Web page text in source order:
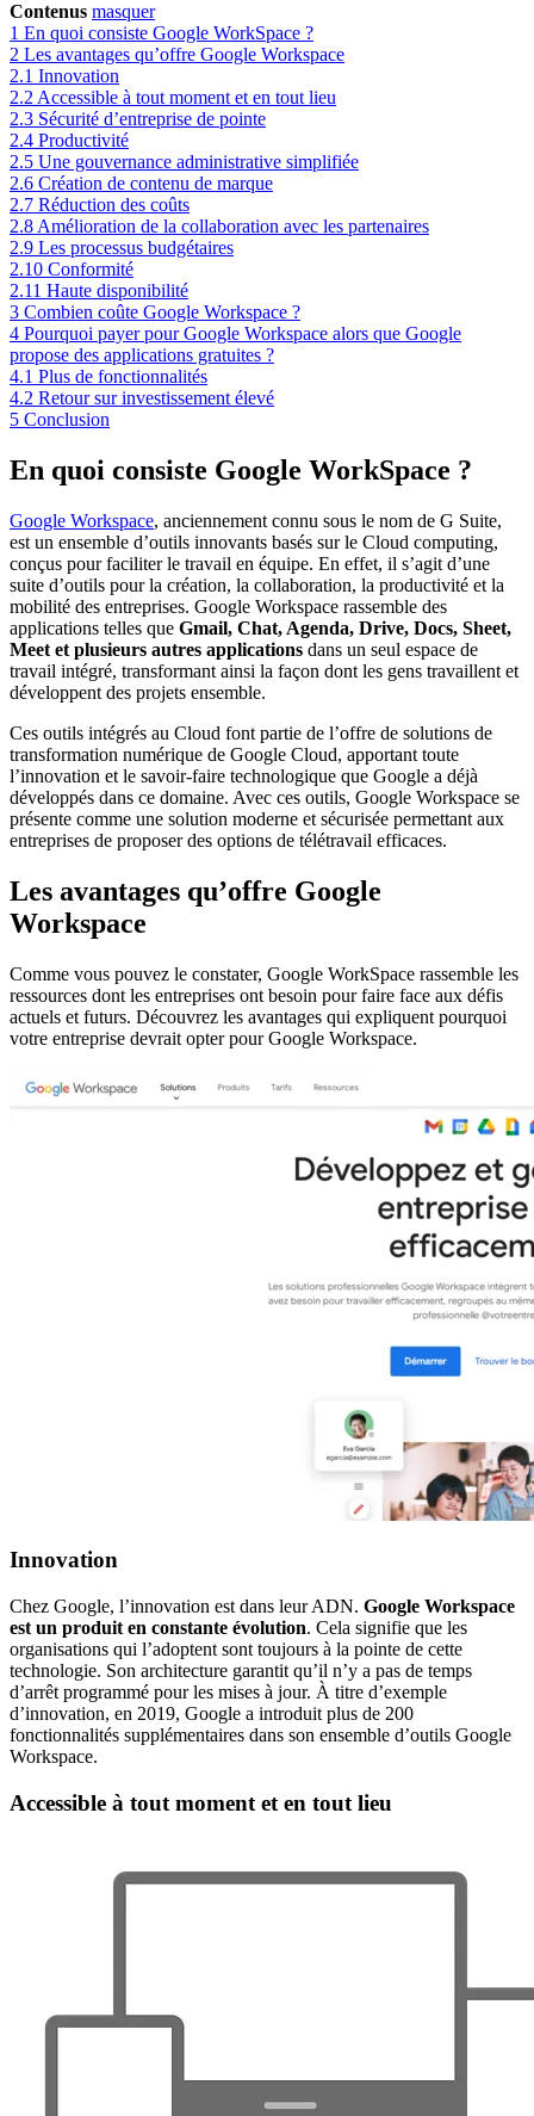
Contenus masquer
1 En quoi consiste Google WorkSpace ?
2 Les avantages qu’offre Google Workspace
2.1 Innovation
2.2 Accessible à tout moment et en tout lieu
2.3 Sécurité d’entreprise de pointe
2.4 Productivité
2.5 Une gouvernance administrative simplifiée
2.6 Création de contenu de marque
2.7 Réduction des coûts
2.8 Amélioration de la collaboration avec les partenaires
2.9 Les processus budgétaires
2.10 Conformité
2.11 Haute disponibilité
3 Combien coûte Google Workspace ?
4 Pourquoi payer pour Google Workspace alors que Google
propose des applications gratuites ?
4.1 Plus de fonctionnalités
4.2 Retour sur investissement élevé
5 Conclusion
En quoi consiste Google WorkSpace ?
Google Workspace, anciennement connu sous le nom de G Suite,
est un ensemble d’outils innovants basés sur le Cloud computing,
conçus pour faciliter le travail en équipe. En effet, il s’agit d’une
suite d’outils pour la création, la collaboration, la productivité et la
mobilité des entreprises. Google Workspace rassemble des
applications telles que Gmail, Chat, Agenda, Drive, Docs, Sheet,
Meet et plusieurs autres applications dans un seul espace de
travail intégré, transformant ainsi la façon dont les gens travaillent et
développent des projets ensemble.
Ces outils intégrés au Cloud font partie de l’offre de solutions de
transformation numérique de Google Cloud, apportant toute
l’innovation et le savoir-faire technologique que Google a déjà
développés dans ce domaine. Avec ces outils, Google Workspace se
présente comme une solution moderne et sécurisée permettant aux
entreprises de proposer des options de télétravail efficaces.
Les avantages qu’offre Google
Workspace
Comme vous pouvez le constater, Google WorkSpace rassemble les
ressources dont les entreprises ont besoin pour faire face aux défis
actuels et futurs. Découvrez les avantages qui expliquent pourquoi
votre entreprise devrait opter pour Google Workspace.
Innovation
Chez Google, l’innovation est dans leur ADN. Google Workspace
est un produit en constante évolution. Cela signifie que les
organisations qui l’adoptent sont toujours à la pointe de cette
technologie. Son architecture garantit qu’il n’y a pas de temps
d’arrêt programmé pour les mises à jour. À titre d’exemple
d’innovation, en 2019, Google a introduit plus de 200
fonctionnalités supplémentaires dans son ensemble d’outils Google
Workspace.
Accessible à tout moment et en tout lieu